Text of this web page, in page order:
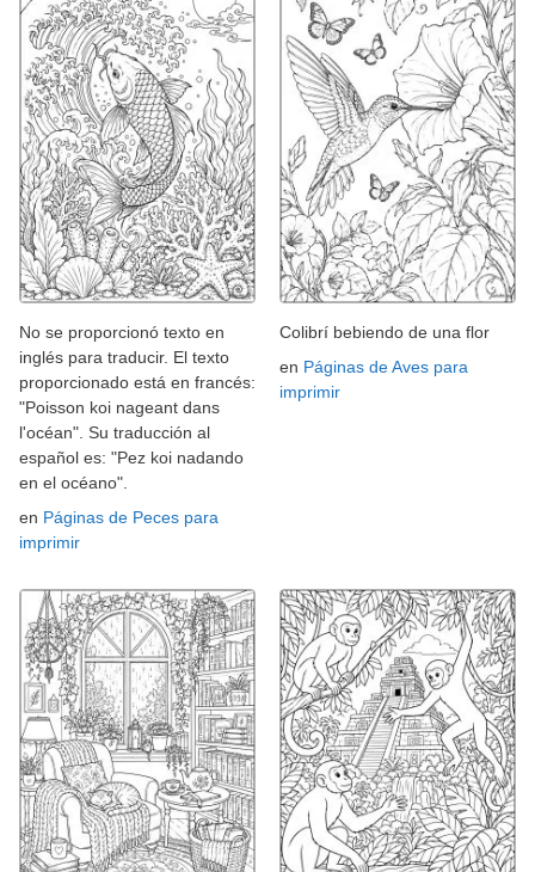
No se proporcionó texto en
inglés para traducir. El texto
proporcionado está en francés:
"Poisson koi nageant dans
l'océan". Su traducción al
español es: "Pez koi nadando
en el océano".
en Páginas de Peces para
imprimir
Colibrí bebiendo de una flor
en Páginas de Aves para
imprimir